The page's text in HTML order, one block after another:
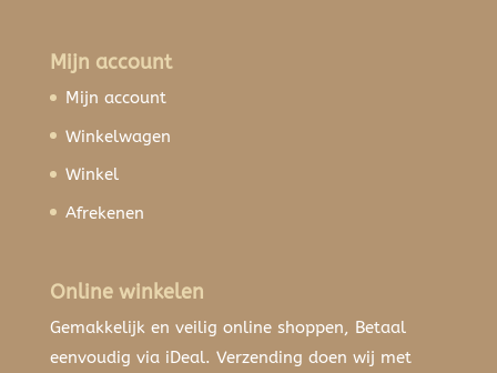
Mijn account
Mijn account
Winkelwagen
Winkel
Afrekenen
Online winkelen
Gemakkelijk en veilig online shoppen, Betaal
eenvoudig via iDeal. Verzending doen wij met